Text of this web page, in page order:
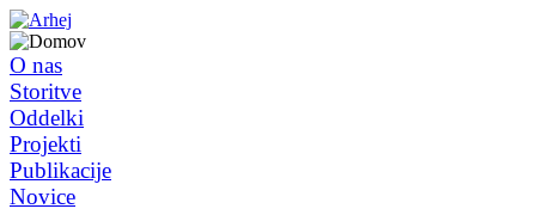
O nas
Storitve
Oddelki
Projekti
Publikacije
Novice